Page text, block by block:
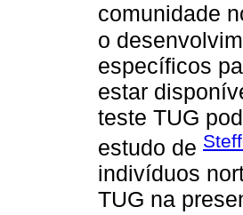
comunidade
o
específicos
estar
teste TUG
estudo de
indivíduos
TUG na